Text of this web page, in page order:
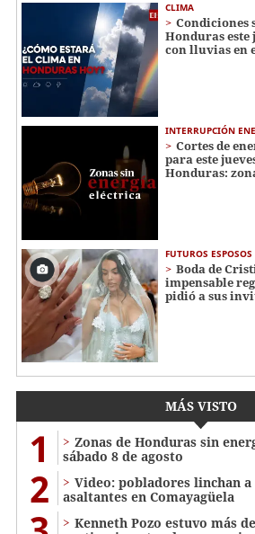
CLIMA
Condiciones
Honduras este
con lluvias en
INTERRUPCIÓN
Cortes de
para este
Honduras:
FUTUROS ESPOSOS
Boda de
impensable
pidió a sus
MÁS VISTO
1
Zonas de Honduras sin
sábado 8 de agosto
2
Video: pobladores linchan
asaltantes en Comayagüela
Kenneth Pozo estuvo más